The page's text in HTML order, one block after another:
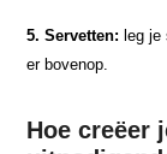
5. Servetten: leg
er bovenop.
Hoe creëer